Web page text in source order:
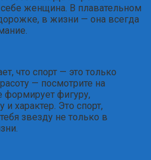
женщина. В плавательном
в жизни — она всегда
что спорт — это только
— посмотрите на
фигуру,
и характер. Это спорт,
звезду не только в